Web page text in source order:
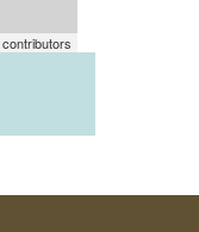
contributors